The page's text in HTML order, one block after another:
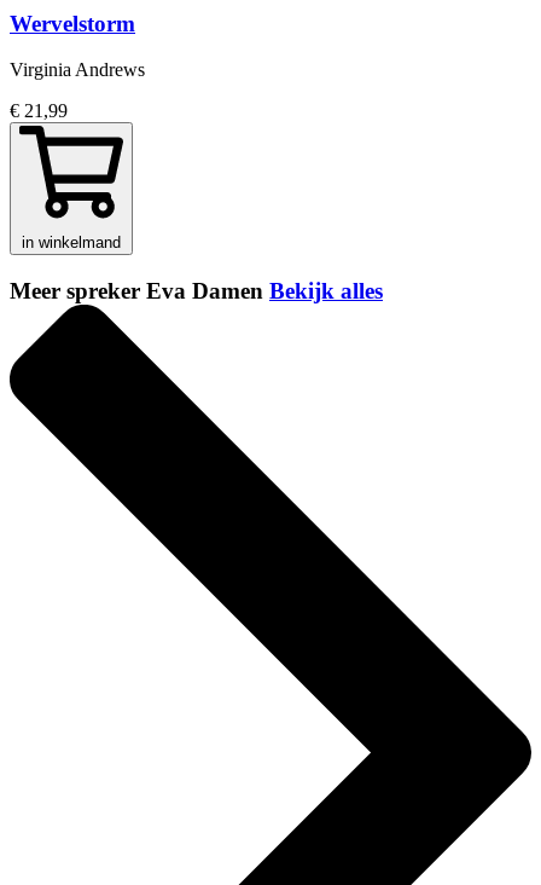
Wervelstorm
Virginia Andrews
€ 21,99
in winkelmand
Meer spreker Eva Damen Bekijk alles